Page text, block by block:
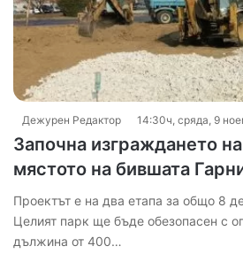
Дежурен Редактор 14:30ч, сряда, 9
Започна изграждането
мястото на бившата
Проектът е на два етапа за общо 8
Целият парк ще бъде обезопасен с
дължина от 400…